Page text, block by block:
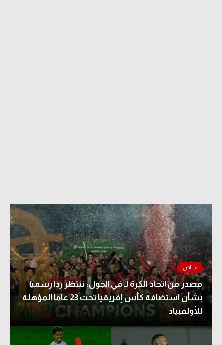
مصدر من اتحاد الكرة لـ في الجول: ننتظر ردا رسميا
بشأن استضافة كأس إفريقيا تحت 23 عاما المؤهلة
للأولمبياد